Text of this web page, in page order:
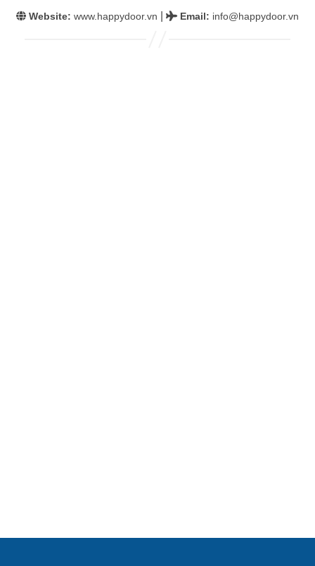
Website: www.happydoor.vn Email: info@happydoor.vn